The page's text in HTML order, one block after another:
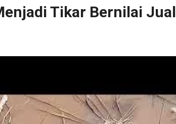
Tikar Bernilai Jual